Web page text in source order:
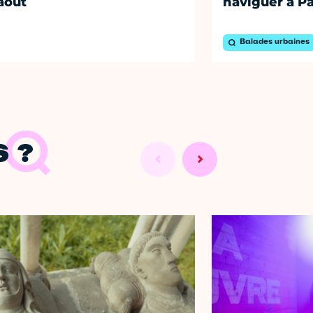
Balades urbaines
?